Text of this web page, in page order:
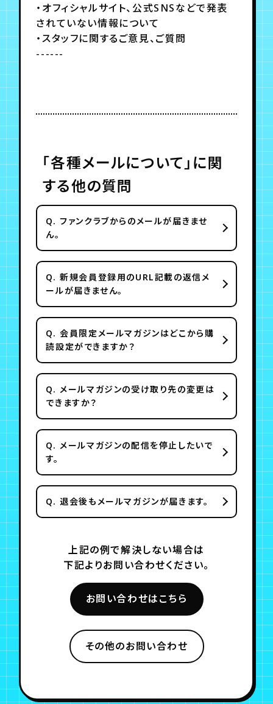
・オフィシャルサイト、公式SNSなどで発表
されていない情報について
・スタッフに関するご意見、ご質問
------
「各種メールについて」に関
する他の質問
Q. ファンクラブからのメールが届きませ
ん。
Q. 新規会員登録用のURL記載の返信メ
ールが届きません。
Q. 会員限定メールマガジンはどこから購
読設定ができますか？
Q. メールマガジンの受け取り先の変更は
できますか？
Q. メールマガジンの配信を停止したいで
す。
Q. 退会後もメールマガジンが届きます。
上記の例で解決しない場合は
下記よりお問い合わせください。
お問い合わせはこちら
その他のお問い合わせ